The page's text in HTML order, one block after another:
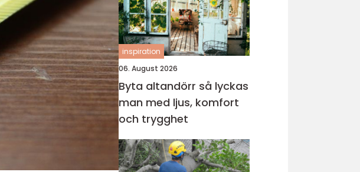
inspiration
06. August 2026
Byta altandörr så lyckas
man med ljus, komfort
och trygghet